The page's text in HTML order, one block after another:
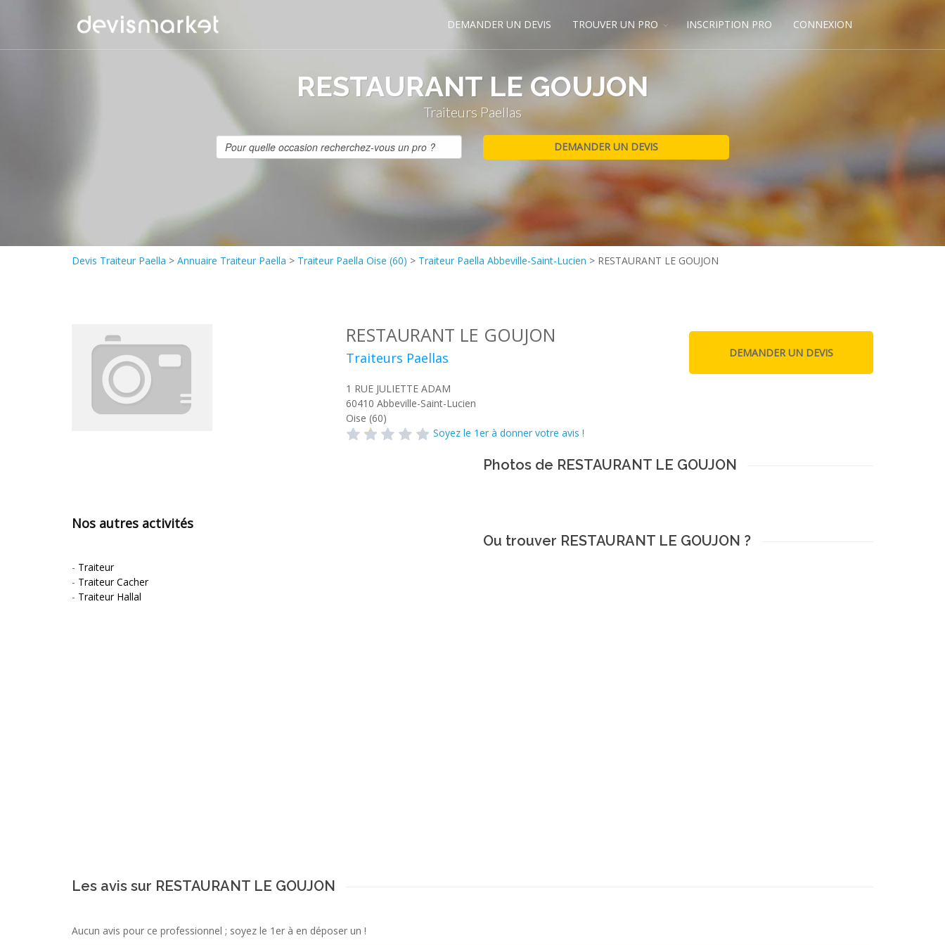
DEMANDER UN DEVIS TROUVER UN PRO INSCRIPTION PRO CONNEXION
RESTAURANT LE GOUJON
Traiteurs Paellas
Devis Traiteur Paella > Annuaire Traiteur Paella > Traiteur Paella Oise (60) > Traiteur Paella Abbeville-Saint-Lucien > RESTAURANT LE GOUJON
RESTAURANT LE GOUJON
Traiteurs Paellas
1 RUE JULIETTE ADAM
60410 Abbeville-Saint-Lucien
Oise (60)
Soyez le 1er à donner votre avis !
Nos autres activités
- Traiteur
- Traiteur Cacher
- Traiteur Hallal
Photos de RESTAURANT LE GOUJON
Ou trouver RESTAURANT LE GOUJON ?
Les avis sur RESTAURANT LE GOUJON
Aucun avis pour ce professionnel ; soyez le 1er à en déposer un !